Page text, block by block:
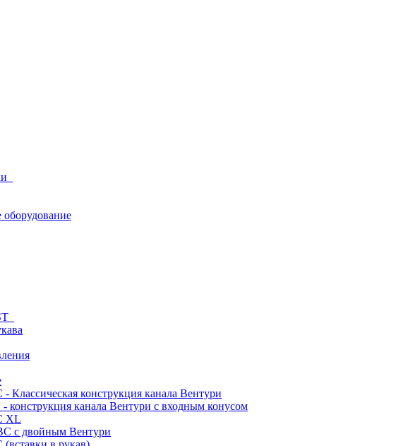
Классическая конструкция канала Вентури
конструкция канала Вентури c входным конусом
XL
с двойным Вентури